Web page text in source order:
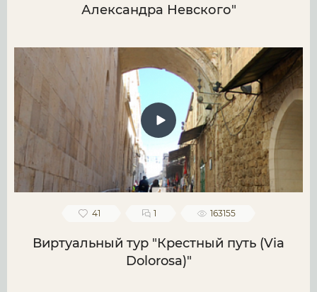
Александра Невского"
41 1 163155
Виртуальный тур "Крестный путь (Via
Dolorosa)"